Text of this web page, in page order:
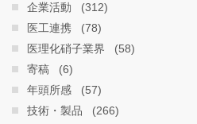
企業活動
(312)
医工連携
(78)
医理化硝子業界
(58)
寄稿
(6)
年頭所感
(57)
技術・製品
(266)